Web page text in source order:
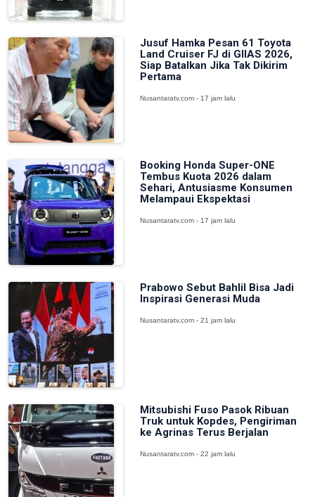
Jusuf Hamka Pesan 61 Toyota
Land Cruiser FJ di GIIAS 2026,
Siap Batalkan Jika Tak Dikirim
Pertama
Nusantaratv.com - 17 jam lalu
Booking Honda Super-ONE
Tembus Kuota 2026 dalam
Sehari, Antusiasme Konsumen
Melampaui Ekspektasi
Nusantaratv.com - 17 jam lalu
Prabowo Sebut Bahlil Bisa Jadi
Inspirasi Generasi Muda
Nusantaratv.com - 21 jam lalu
Mitsubishi Fuso Pasok Ribuan
Truk untuk Kopdes, Pengiriman
ke Agrinas Terus Berjalan
Nusantaratv.com - 22 jam lalu